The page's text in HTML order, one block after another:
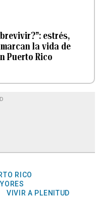
estrés,
la vida de
Puerto Rico
RICO
VIVIR A PLENITUD